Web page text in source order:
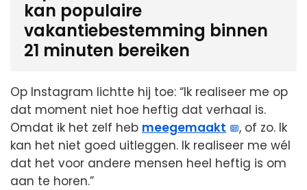
kan populaire
vakantiebestemming binnen
21 minuten bereiken
Op Instagram lichtte hij toe: “Ik realiseer me op
dat moment niet hoe heftig dat verhaal is.
Omdat ik het zelf heb meegemaakt
, of zo. Ik
kan het niet goed uitleggen. Ik realiseer me wél
dat het voor andere mensen heel heftig is om
aan te horen.”